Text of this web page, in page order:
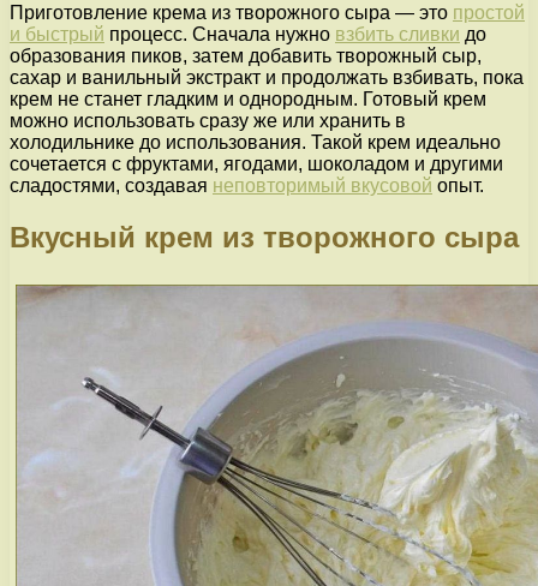
Приготовление крема из творожного сыра — это простой
и быстрый процесс. Сначала нужно взбить сливки до
образования пиков, затем добавить творожный сыр,
сахар и ванильный экстракт и продолжать взбивать, пока
крем не станет гладким и однородным. Готовый крем
можно использовать сразу же или хранить в
холодильнике до использования. Такой крем идеально
сочетается с фруктами, ягодами, шоколадом и другими
сладостями, создавая неповторимый вкусовой опыт.
Вкусный крем из творожного сыра